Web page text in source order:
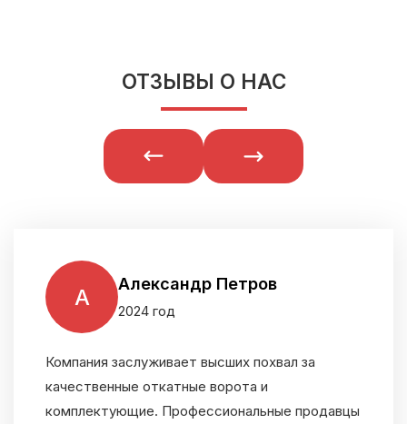
ОТЗЫВЫ О НАС
А
Александр Петров
2024 год
Компания заслуживает высших похвал за
качественные откатные ворота и
комплектующие. Профессиональные продавцы